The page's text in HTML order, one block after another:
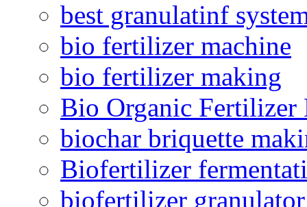
best granulatinf
bio fertilizer machine
bio fertilizer making
Bio Organic Fertilizer
biochar briquette
Biofertilizer
biofertilizer granulator